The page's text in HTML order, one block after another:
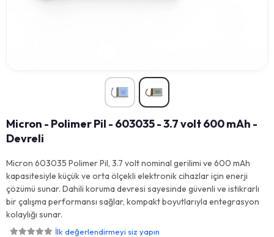
Micron - Polimer Pil - 603035 - 3.7 volt 600 mAh -
Devreli
Micron 603035 Polimer Pil, 3.7 volt nominal gerilimi ve 600 mAh
kapasitesiyle küçük ve orta ölçekli elektronik cihazlar için enerji
çözümü sunar. Dahili koruma devresi sayesinde güvenli ve istikrarlı
bir çalışma performansı sağlar, kompakt boyutlarıyla entegrasyon
kolaylığı sunar.
İlk değerlendirmeyi siz yapın